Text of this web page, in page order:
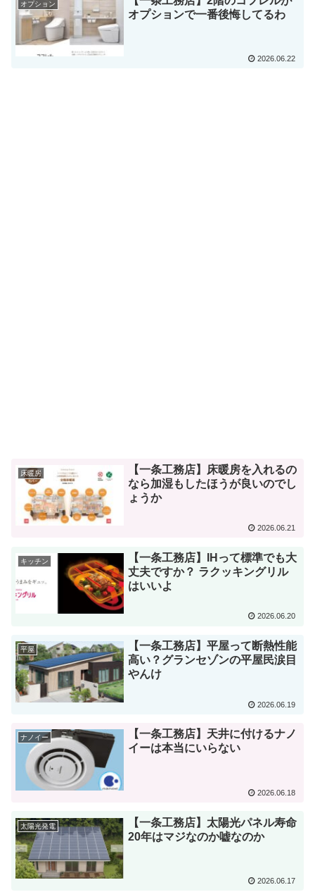
オプション
オプションで一番後悔してるわ
2026.06.22
床暖房
【一条工務店】床暖房を入れるの
なら加湿もしたほうが良いのでし
ょうか
2026.06.21
キッチン
【一条工務店】IHって標準でも大
丈夫ですか？ ラクッキングリル
はいいよ
2026.06.20
平屋
【一条工務店】平屋って断熱性能
高い？グランセゾンの平屋民涙目
やんけ
2026.06.19
ナノイー
【一条工務店】天井に付けるナノ
イーは本当にいらない
2026.06.18
太陽光発電
【一条工務店】太陽光パネル寿命
20年はマジなのか嘘なのか
2026.06.17